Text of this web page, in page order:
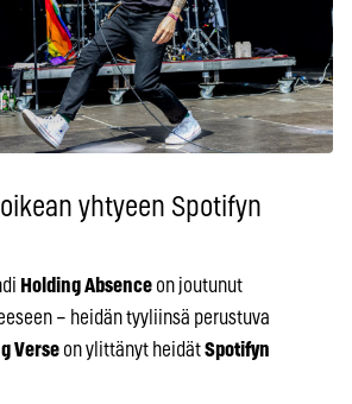
yhtyeen Spotifyn
Holding Absence on joutunut
– heidän tyyliinsä perustuva
Verse on ylittänyt heidätSpotifyn